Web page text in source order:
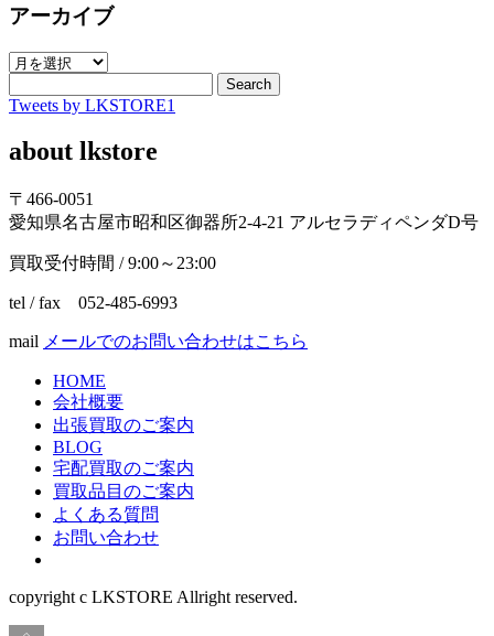
アーカイブ
ア
カ
ブ
Search
Tweets by LKSTORE1
about lkstore
〒466-0051
愛知県名古屋市昭和区御器所2-4-21 アルセラディペンダD号
買取受付時間 / 9:00～23:00
tel / fax 052-485-6993
mail メールでのお問い合わせはこちら
HOME
会社概要
出張買取のご案内
BLOG
宅配買取のご案内
買取品目のご案内
よくある質問
お問い合わせ
copyright c LKSTORE Allright reserved.